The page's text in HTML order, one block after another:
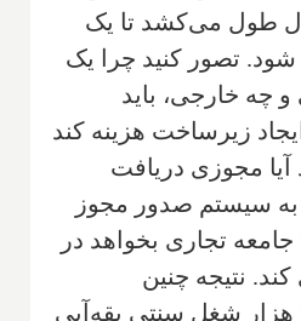
۱۹ سال طول می‌کشد تا یک
شود. تصور کنید چرا یک
چه خارجی، باید
ایجاد زیرساخت هزینه کند
آیا مجوزی دریافت
به سیستم صدور مجوز
جامعه تجاری بخواهد در
نتیجه چنین
هزار شغل سنتی یقه‌آبی